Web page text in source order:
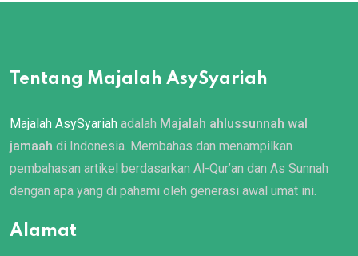
Tentang Majalah AsySyariah
Majalah AsySyariah adalah Majalah ahlussunnah wal
jamaah di Indonesia. Membahas dan menampilkan
pembahasan artikel berdasarkan Al-Qur’an dan As Sunnah
dengan apa yang di pahami oleh generasi awal umat ini.
Alamat